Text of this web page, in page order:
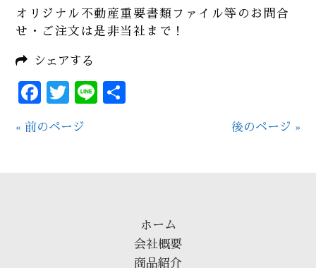
オリジナル不動産重要書類ファイル等のお問合
せ・ご注文は是非当社まで！
シェアする
Facebook
Twitter
Line
« 前のページ 後のページ »
ホーム
会社概要
商品紹介